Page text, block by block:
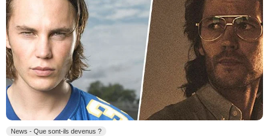
News - Que sont-ils devenus ?